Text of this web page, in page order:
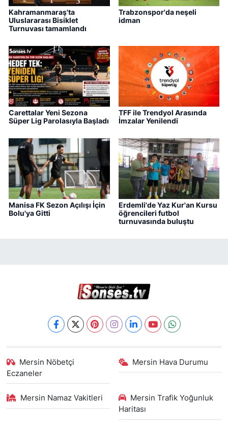
Kahramanmaraş'ta
Uluslararası Bisiklet
Turnuvası tamamlandı
Trabzonspor'da neşeli
idman
Carettalar Yeni Sezona
Süper Lig Parolasıyla Başladı
TFF ile Trendyol Arasında
İmzalar Yenilendi
Manisa FK Sezon Açılışı İçin
Bolu'ya Gitti
Erdemli'de Yaz Kur'an Kursu
öğrencileri futbol
turnuvasında buluştu
Mersin Nöbetçi
Eczaneler
Mersin Hava Durumu
Mersin Namaz Vakitleri
Mersin Trafik Yoğunluk
Haritası